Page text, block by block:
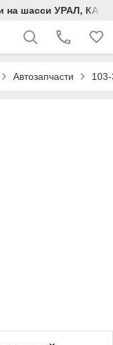
на шасси УРАЛ,
Автозапчасти